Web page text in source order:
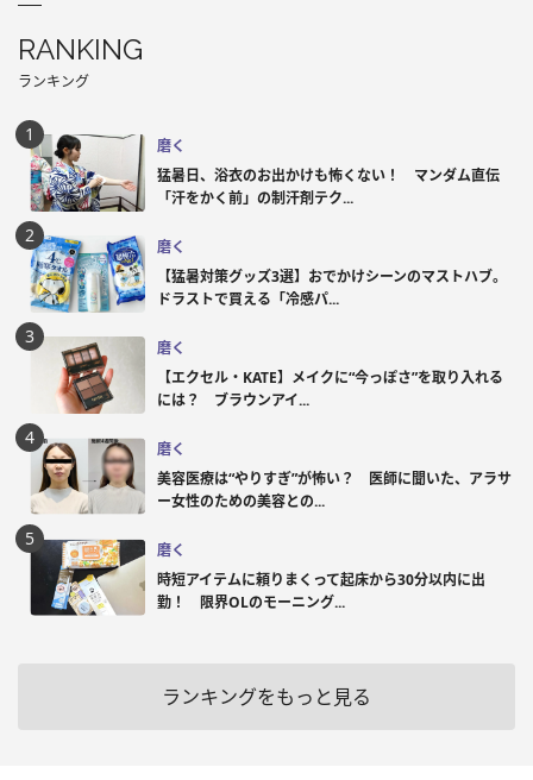
RANKING
ランキング
磨く
猛暑日、浴衣のお出かけも怖くない！ マンダム直伝
「汗をかく前」の制汗剤テク...
磨く
【猛暑対策グッズ3選】おでかけシーンのマストハブ。
ドラストで買える「冷感パ...
磨く
【エクセル・KATE】メイクに“今っぽさ”を取り入れる
には？ ブラウンアイ...
磨く
美容医療は“やりすぎ”が怖い？ 医師に聞いた、アラサ
ー女性のための美容との...
磨く
時短アイテムに頼りまくって起床から30分以内に出
勤！ 限界OLのモーニング...
ランキングをもっと見る